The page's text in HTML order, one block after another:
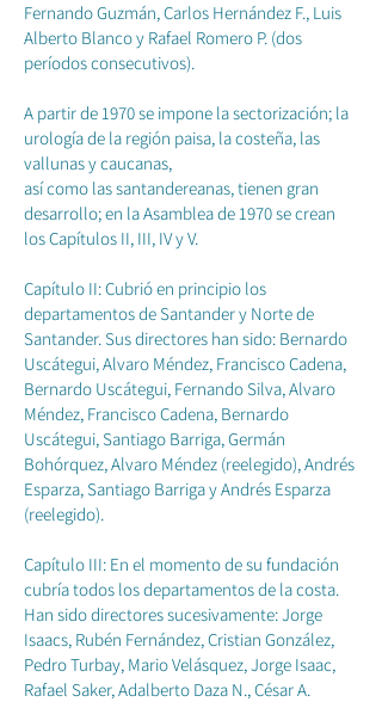
Fernando Guzmán, Carlos Hernández F., Luis
Alberto Blanco y Rafael Romero P. (dos
períodos consecutivos).
A partir de 1970 se impone la sectorización; la
urología de la región paisa, la costeña, las
vallunas y caucanas,
así como las santandereanas, tienen gran
desarrollo; en la Asamblea de 1970 se crean
los Capítulos II, III, IV y V.
Capítulo II: Cubrió en principio los
departamentos de Santander y Norte de
Santander. Sus directores han sido: Bernardo
Uscátegui, Alvaro Méndez, Francisco Cadena,
Bernardo Uscátegui, Fernando Silva, Alvaro
Méndez, Francisco Cadena, Bernardo
Uscátegui, Santiago Barriga, Germán
Bohórquez, Alvaro Méndez (reelegido), Andrés
Esparza, Santiago Barriga y Andrés Esparza
(reelegido).
Capítulo III: En el momento de su fundación
cubría todos los departamentos de la costa.
Han sido directores sucesivamente: Jorge
Isaacs, Rubén Fernández, Cristian González,
Pedro Turbay, Mario Velásquez, Jorge Isaac,
Rafael Saker, Adalberto Daza N., César A.